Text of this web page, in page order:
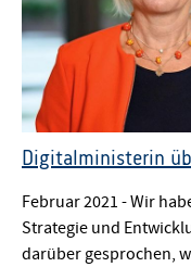
Digitalministerin
Februar 2021 - Wir
Strategie und
darüber gesprochen,